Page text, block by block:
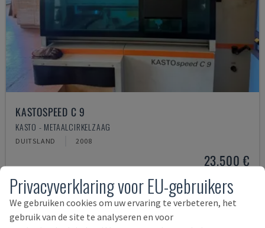
KASTOSPEED C 9
KASTO - METAALCIRKELZAAG
DUITSLAND 2008
23.500 €
Privacyverklaring voor EU-gebruikers
We gebruiken cookies om uw ervaring te verbeteren, het
gebruik van de site te analyseren en voor